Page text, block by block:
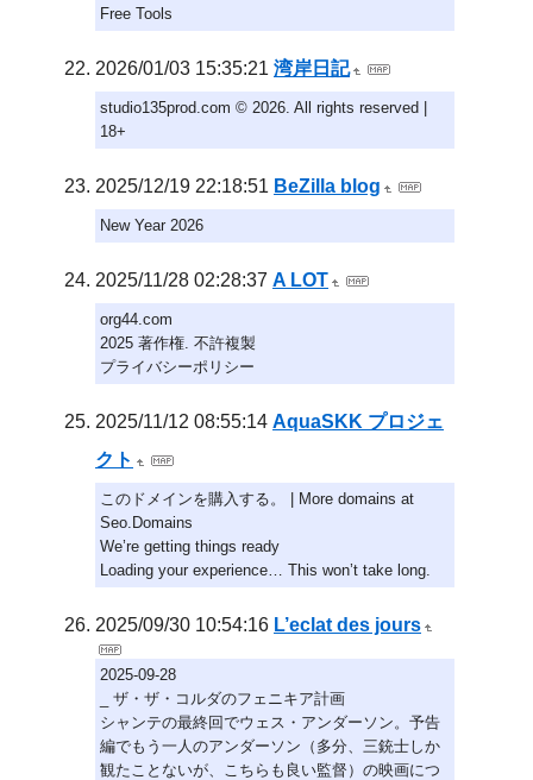
Free Tools
2026/01/03 15:35:21 湾岸日記
studio135prod.com © 2026. All rights reserved |
18+
2025/12/19 22:18:51 BeZilla blog
New Year 2026
2025/11/28 02:28:37 A LOT
org44.com
2025 著作権. 不許複製
プライバシーポリシー
2025/11/12 08:55:14 AquaSKK プロジェ
クト
このドメインを購入する。 | More domains at
Seo.Domains
We’re getting things ready
Loading your experience… This won’t take long.
2025/09/30 10:54:16 L’eclat des jours
2025-09-28
_ ザ・ザ・コルダのフェニキア計画
シャンテの最終回でウェス・アンダーソン。予告
編でもう一人のアンダーソン（多分、三銃士しか
観たことないが、こちらも良い監督）の映画につ